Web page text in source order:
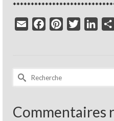
Email
FacebookPinterestTwitter
Rechercher :
Commentaires